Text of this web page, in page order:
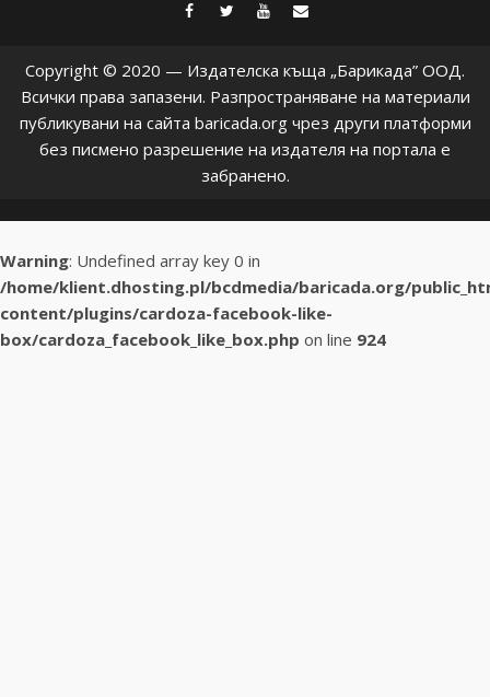
facebook
twitter
youtube
Copyright © 2020 — Издателска къща „Барикада” ООД.
Всички права запазени. Разпространяване на материали
публикувани на сайта baricada.org чрез други платформи
без писмено разрешение на издателя на портала е
забранено.
Warning: Undefined array key 0 in
/home/klient.dhosting.pl/bcdmedia/baricada.org/
content/plugins/cardoza-facebook-like-
box/cardoza_facebook_like_box.php on line 924